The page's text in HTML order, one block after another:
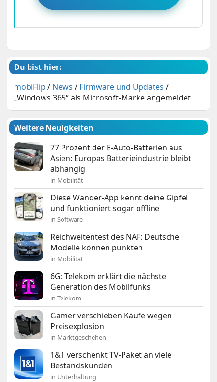
Du bist hier:
mobiFlip / News / Firmware und Updates /
„Windows 365“ als Microsoft-Marke angemeldet
Weitere Neuigkeiten
77 Prozent der E-Auto-Batterien aus
Asien: Europas Batterieindustrie bleibt
abhängig
in Mobilität
Diese Wander-App kennt deine Gipfel
und funktioniert sogar offline
in Software
Reichweitentest des NAF: Deutsche
Modelle können punkten
in Mobilität
6G: Telekom erklärt die nächste
Generation des Mobilfunks
in Telekom
Gamer verschieben Käufe wegen
Preisexplosion
in Marktgeschehen
1&1 verschenkt TV-Paket an viele
Bestandskunden
in Unterhaltung